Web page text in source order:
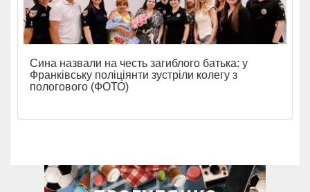
Сина назвали на честь загиблого батька: у
Франківську поліціянти зустріли колегу з
пологового (ФОТО)